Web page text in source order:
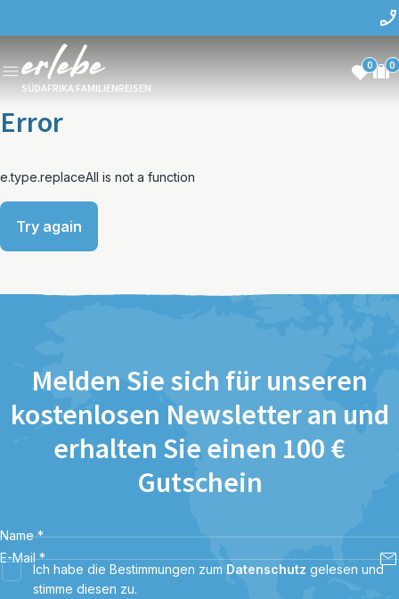
SÜDAFRIKA FAMILIENREISEN
0 0
Error
e.type.replaceAll is not a function
Try again
Melden Sie sich für unseren
kostenlosen Newsletter an und
erhalten Sie einen 100 €
Gutschein
Name *
E-Mail *
Ich habe die Bestimmungen zum Datenschutz gelesen und
stimme diesen zu.